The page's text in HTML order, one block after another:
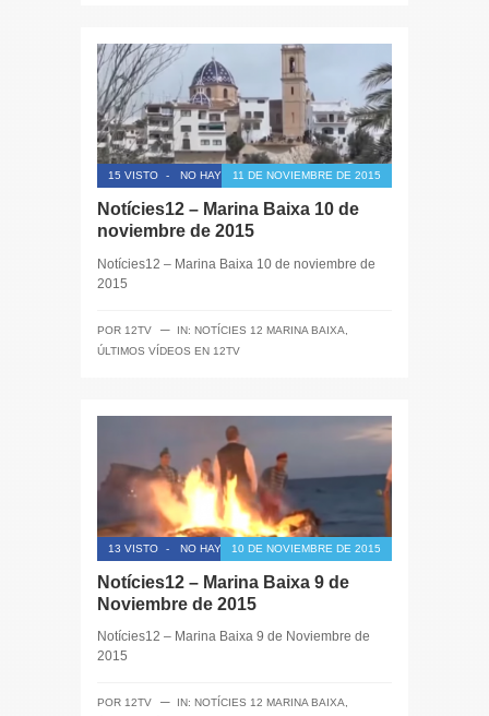
15 VISTO - NO HAY COMENTARIOS
11 DE NOVIEMBRE DE 2015
Notícies12 – Marina Baixa 10 de
noviembre de 2015
Notícies12 – Marina Baixa 10 de noviembre de
2015
POR 12TV ─ IN: NOTÍCIES 12 MARINA BAIXA
ÚLTIMOS VÍDEOS EN 12TV
13 VISTO - NO HAY COMENTARIOS
10 DE NOVIEMBRE DE 2015
Notícies12 – Marina Baixa 9 de
Noviembre de 2015
Notícies12 – Marina Baixa 9 de Noviembre de
2015
POR 12TV ─ IN: NOTÍCIES 12 MARINA BAIXA,